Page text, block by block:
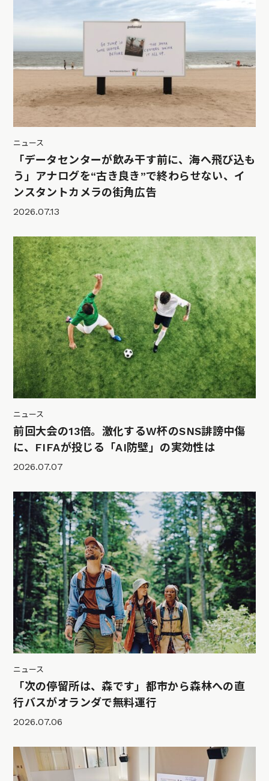
ニュース
「データセンターが飲み干す前に、海へ飛び込も
う」アナログを“古き良き”で終わらせない、イ
ンスタントカメラの街角広告
2026.07.13
ニュース
前回大会の13倍。激化するW杯のSNS誹謗中傷
に、FIFAが投じる「AI防壁」の実効性は
2026.07.07
ニュース
「次の停留所は、森です」都市から森林への直
行バスがオランダで無料運行
2026.07.06